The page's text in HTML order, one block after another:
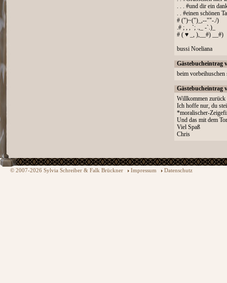
. . . #und dir ein
. . #einen schönen
# (")~(")_,--""-./)
.# ; , , `; .,_ -`.)_
# ( ♥ _, ),__#) __#)
bussi Noeliana
Gästebucheintrag
beim vorbeihuschen
Gästebucheintrag
Willkommen
Ich hoffe nur, du
*moralischer-
Und das mit dem
Viel Spaß
Chris
© 2007-2026 Sylvia Schreiber & Falk Brückner Impressum Datenschutz